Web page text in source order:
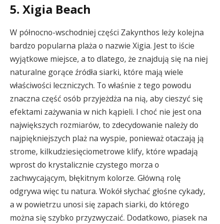
5. Xigia Beach
W północno-wschodniej części Zakynthos leży kolejna
bardzo popularna plaża o nazwie Xigia. Jest to iście
wyjątkowe miejsce, a to dlatego, że znajdują się na niej
naturalne gorące źródła siarki, które mają wiele
właściwości leczniczych. To właśnie z tego powodu
znaczna część osób przyjeżdża na nią, aby cieszyć się
efektami zażywania w nich kąpieli. I choć nie jest ona
największych rozmiarów, to zdecydowanie należy do
najpiękniejszych plaż na wyspie, ponieważ otaczają ją
strome, kilkudziesięciometrowe klify, które wpadają
wprost do krystalicznie czystego morza o
zachwycającym, błękitnym kolorze. Główną rolę
odgrywa więc tu natura. Wokół słychać głośne cykady,
a w powietrzu unosi się zapach siarki, do którego
można się szybko przyzwyczaić. Dodatkowo, piasek na